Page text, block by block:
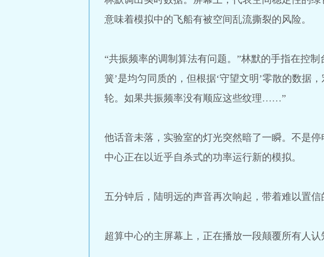
意味着模拟中的飞船有被空间乱流撕裂的风险。
“共振频率的调制算法有问题。”林默的手指在控
簧’是均匀同质的，但根据‘守望文明’零散的数据
轮。如果共振频率没有顺应这些纹理……”
他话音未落，实验室的灯光突然暗了一瞬。不是
中心正在以近乎自杀式的功率运行新的模拟。
五分钟后，陆明远的声音再次响起，带着难以置
超算中心的主屏幕上，正在播放一段颠覆所有人认